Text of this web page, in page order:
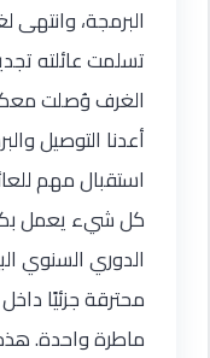
البرمجة، وانتهى
تسلمت عائلته
الغرف وُصلت
أعدنا التوصيل
استقبال مهم
كل شيء يعمل
الدوري السنوي
محترقة جزئيًا
ماطرة واحدة.